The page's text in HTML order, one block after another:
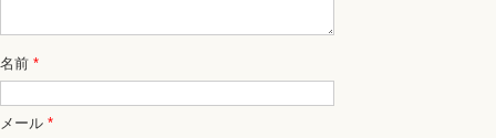
名前 *
メール *